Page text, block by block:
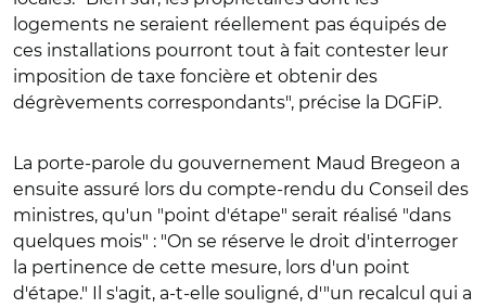
logements ne seraient réellement pas équipés de
ces installations pourront tout à fait contester leur
imposition de taxe foncière et obtenir des
dégrèvements correspondants", précise la DGFiP.
La porte-parole du gouvernement Maud Bregeon a
ensuite assuré lors du compte-rendu du Conseil des
ministres, qu'un "point d'étape" serait réalisé "dans
quelques mois" : "On se réserve le droit d'interroger
la pertinence de cette mesure, lors d'un point
d'étape." Il s'agit, a-t-elle souligné, d'"un recalcul qui a